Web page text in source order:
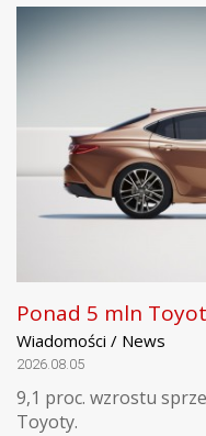
Ponad 5 mln
Wiadomości / News
2026.08.05
9,1 proc. wzrostu
Toyoty.